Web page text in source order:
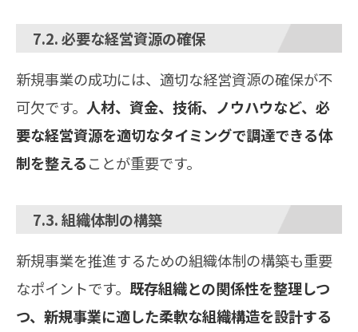
7.2. 必要な経営資源の確保
新規事業の成功には、適切な経営資源の確保が不
可欠です。 人材、資金、技術、ノウハウなど、必
要な経営資源を適切なタイミングで調達できる体
制を整えることが重要です。
7.3. 組織体制の構築
新規事業を推進するための組織体制の構築も重要
なポイントです。 既存組織との関係性を整理しつ
つ、新規事業に適した柔軟な組織構造を設計する